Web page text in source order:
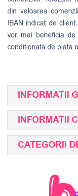
din valoarea
IBAN indicat de
vor mai beneficia
conditionata de plata
INFORMATII
INFORMATII
CATEGORII